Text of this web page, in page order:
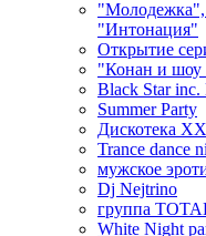
"Молодежка",
"Интонация"
Открытие
"Конан и шоу
Black Star inc.
Summer Party
Дискотека
Trance dance
мужское
Dj Nejtrino
группа
White Night